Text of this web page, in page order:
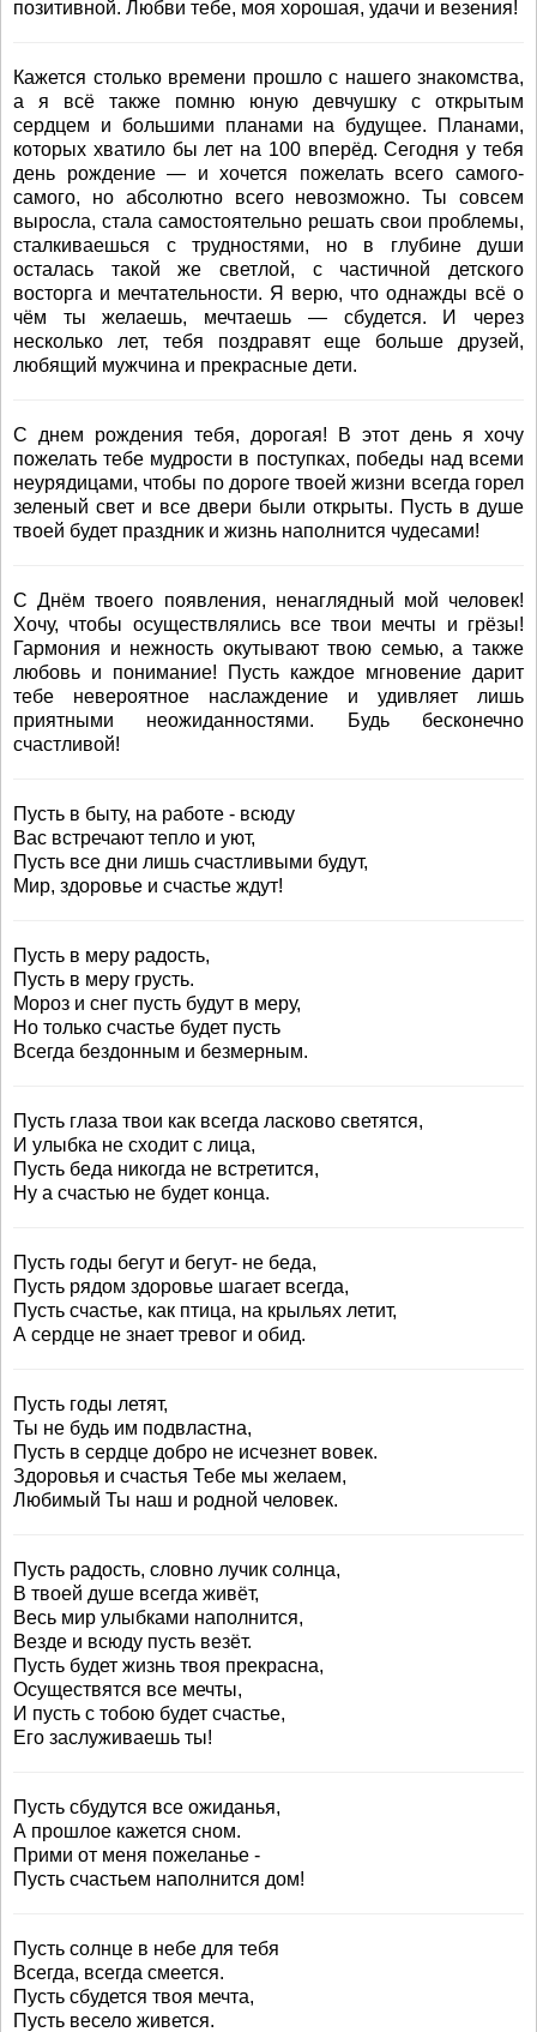
позитивной. Любви тебе, моя хорошая, удачи и везения!
Кажется столько времени прошло с нашего знакомства,
а я всё также помню юную девчушку с открытым
сердцем и большими планами на будущее. Планами,
которых хватило бы лет на 100 вперёд. Сегодня у тебя
день рождение — и хочется пожелать всего самого-
самого, но абсолютно всего невозможно. Ты совсем
выросла, стала самостоятельно решать свои проблемы,
сталкиваешься с трудностями, но в глубине души
осталась такой же светлой, с частичной детского
восторга и мечтательности. Я верю, что однажды всё о
чём ты желаешь, мечтаешь — сбудется. И через
несколько лет, тебя поздравят еще больше друзей,
любящий мужчина и прекрасные дети.
С днем рождения тебя, дорогая! В этот день я хочу
пожелать тебе мудрости в поступках, победы над всеми
неурядицами, чтобы по дороге твоей жизни всегда горел
зеленый свет и все двери были открыты. Пусть в душе
твоей будет праздник и жизнь наполнится чудесами!
С Днём твоего появления, ненаглядный мой человек!
Хочу, чтобы осуществлялись все твои мечты и грёзы!
Гармония и нежность окутывают твою семью, а также
любовь и понимание! Пусть каждое мгновение дарит
тебе невероятное наслаждение и удивляет лишь
приятными неожиданностями. Будь бесконечно
счастливой!
Пусть в быту, на работе - всюду
Вас встречают тепло и уют,
Пусть все дни лишь счастливыми будут,
Мир, здоровье и счастье ждут!
Пусть в меру радость,
Пусть в меру грусть.
Мороз и снег пусть будут в меру,
Но только счастье будет пусть
Всегда бездонным и безмерным.
Пусть глаза твои как всегда ласково светятся,
И улыбка не сходит с лица,
Пусть беда никогда не встретится,
Ну а счастью не будет конца.
Пусть годы бегут и бегут- не беда,
Пусть рядом здоровье шагает всегда,
Пусть счастье, как птица, на крыльях летит,
А сердце не знает тревог и обид.
Пусть годы летят,
Ты не будь им подвластна,
Пусть в сердце добро не исчезнет вовек.
Здоровья и счастья Тебе мы желаем,
Любимый Ты наш и родной человек.
Пусть радость, словно лучик солнца,
В твоей душе всегда живёт,
Весь мир улыбками наполнится,
Везде и всюду пусть везёт.
Пусть будет жизнь твоя прекрасна,
Осуществятся все мечты,
И пусть с тобою будет счастье,
Его заслуживаешь ты!
Пусть сбудутся все ожиданья,
А прошлое кажется сном.
Прими от меня пожеланье -
Пусть счастьем наполнится дом!
Пусть солнце в небе для тебя
Всегда, всегда смеется.
Пусть сбудется твоя мечта,
Пусть весело живется.